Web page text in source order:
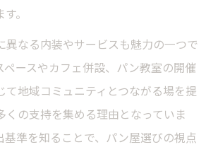
。
異なる内装やサービスも魅力の一つで
ペースやカフェ併設、パン教室の開催
て地域コミュニティとつながる場を提
くの支持を集める理由となっていま
基準を知ることで、パン屋選びの視点